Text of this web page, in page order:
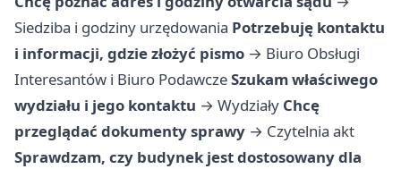
Siedziba i godziny urzędowania Potrzebuję kontaktu
i informacji, gdzie złożyć pismo → Biuro Obsługi
Interesantów i Biuro PodawczeSzukam właściwego
wydziału i jego kontaktu → Wydziały Chcę
przeglądać dokumenty sprawy → Czytelnia akt
Sprawdzam, czy budynek jest dostosowany dla